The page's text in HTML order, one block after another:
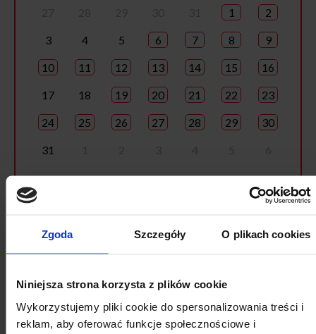
Zgoda Szczegóły O plikach cookies
Niniejsza strona korzysta z plików cookie
Wykorzystujemy pliki cookie do spersonalizowania treści i
reklam, aby oferować funkcje społecznościowe i
1 2
3 4 5 6 7 8 9
10 11 12 13 14 15 16
17 18 19 20 21 22 23
24 25 26 27 28 29 30
31